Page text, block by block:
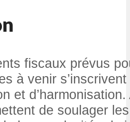
fiscaux prévus
à venir
et
de soulager